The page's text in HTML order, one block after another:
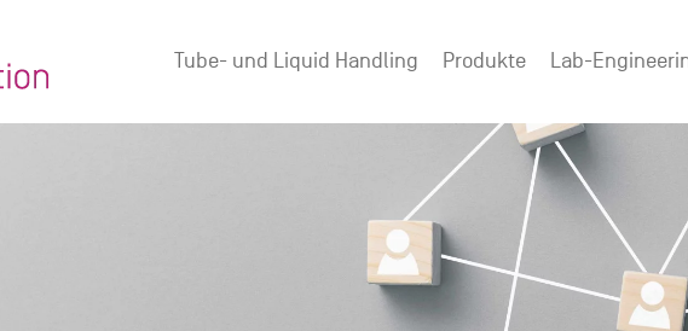
Tube- und Liquid Handling Produkte Lab-